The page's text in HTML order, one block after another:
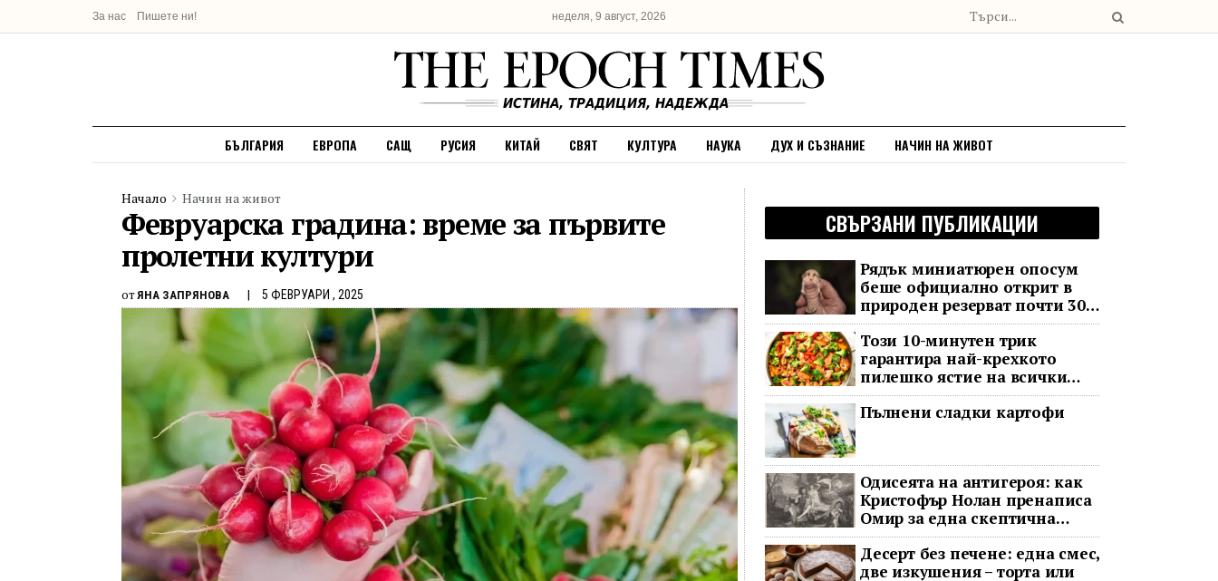
За нас Пишете ни! неделя, 9 август, 2026
БЪЛГАРИЯ ЕВРОПА САЩ РУСИЯ КИТАЙ СВЯТ КУЛТУРА НАУКА ДУХ И СЪЗНАНИЕ НАЧИН НА ЖИВОТ
Начало Начин на живот
Февруарска градина: време за първите
пролетни култури
от ЯНА ЗАПРЯНОВА 5 ФЕВРУАРИ , 2025
СВЪРЗАНИ ПУБЛИКАЦИИ
Рядък миниатюрен опосум
беше официално открит в
природен резерват почти 30
години след последното му
наблюдение
Този 10-минутен трик
гарантира най-крехкото
пилешко ястие на всички
времена
Пълнени сладки картофи
Одисеята на антигероя: как
Кристофър Нолан пренаписа
Омир за една скептична
епоха
Десерт без печене: една смес,
две изкушения – торта или